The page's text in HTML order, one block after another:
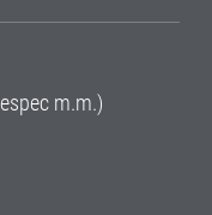
m.m.)